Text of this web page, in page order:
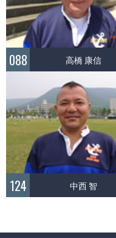
088 高橋 康信
124 中西 智